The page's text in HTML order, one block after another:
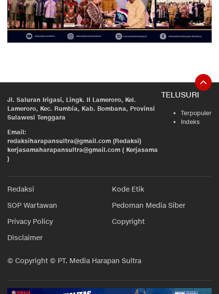
Jl. Saluran Irigasi, Lingk. II Lameroro, Kel.
Lameroro, Kec. Rumbia, Kab. Bombana, Provinsi
Sulawesi Tenggara
Email:
redaksiharapansultra@gmail.com (Redaksi)
kerjasamaharapansultra@gmail.com ( Kerjasama
)
TELUSURI
Terpopuler
Indeks
Redaksi
Kode Etik
SOP Wartawan
Pedoman Media Siber
Privacy Policy
Copyright
Disclaimer
© Copyright © PT. Media Harapan Sultra